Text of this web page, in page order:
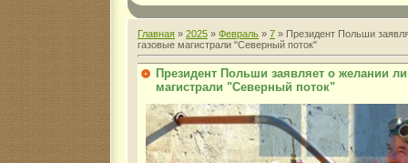
Главная » 2025 » Февраль » 7 » Президент Польши
газовые магистрали "Северный поток"
Президент Польши заявляет о желании
магистрали "Северный поток"